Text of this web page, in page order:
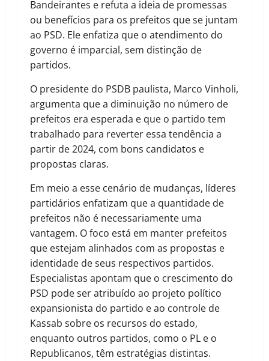
Bandeirantes e refuta a ideia de promessas
ou benefícios para os prefeitos que se juntam
ao PSD. Ele enfatiza que o atendimento do
governo é imparcial, sem distinção de
partidos.
O presidente do PSDB paulista, Marco Vinholi,
argumenta que a diminuição no número de
prefeitos era esperada e que o partido tem
trabalhado para reverter essa tendência a
partir de 2024, com bons candidatos e
propostas claras.
Em meio a esse cenário de mudanças, líderes
partidários enfatizam que a quantidade de
prefeitos não é necessariamente uma
vantagem. O foco está em manter prefeitos
que estejam alinhados com as propostas e
identidade de seus respectivos partidos.
Especialistas apontam que o crescimento do
PSD pode ser atribuído ao projeto político
expansionista do partido e ao controle de
Kassab sobre os recursos do estado,
enquanto outros partidos, como o PL e o
Republicanos, têm estratégias distintas.